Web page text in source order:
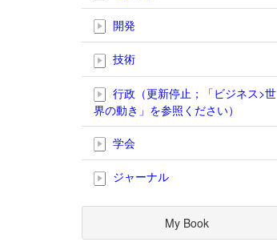
開発
技術
行政（更新停止；「ビジネス>世
界の動き」を参照ください）
学会
ジャーナル
My Book